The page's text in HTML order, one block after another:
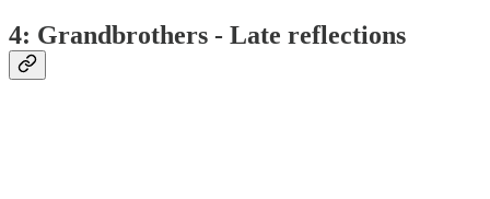
4: Grandbrothers - Late reflections